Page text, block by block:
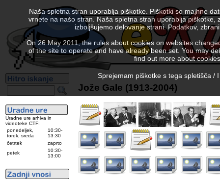
Uradne ure arhiva in
videoteke CTF:
ponedeljek,
torek, sreda
10:30-
13:30
četrtek
zaprto
petek
10:30-
13:00
Jože Gale (1913-2004)
Naša spletna stran uporablja piškotke. Piškotki so majhne
vrnete na našo stran. Naša spletna stran uporablja
izboljšujemo delovanje strani. Podatkov,
On 26 May 2011, the rules about cookies on websites
of the site to operate and have already been set. You may
find out more about
Sprejemam piškotke s tega spletišča /